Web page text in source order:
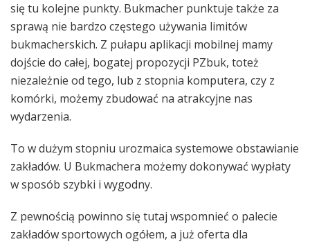
się tu kolejne punkty. Bukmacher punktuje także za
sprawą nie bardzo częstego używania limitów
bukmacherskich. Z pułapu aplikacji mobilnej mamy
dojście do całej, bogatej propozycji PZbuk, toteż
niezależnie od tego, lub z stopnia komputera, czy z
komórki, możemy zbudować na atrakcyjne nas
wydarzenia.
To w dużym stopniu urozmaica systemowe obstawianie
zakładów. U Bukmachera możemy dokonywać wypłaty
w sposób szybki i wygodny.
Z pewnością powinno się tutaj wspomnieć o palecie
zakładów sportowych ogółem, a już oferta dla